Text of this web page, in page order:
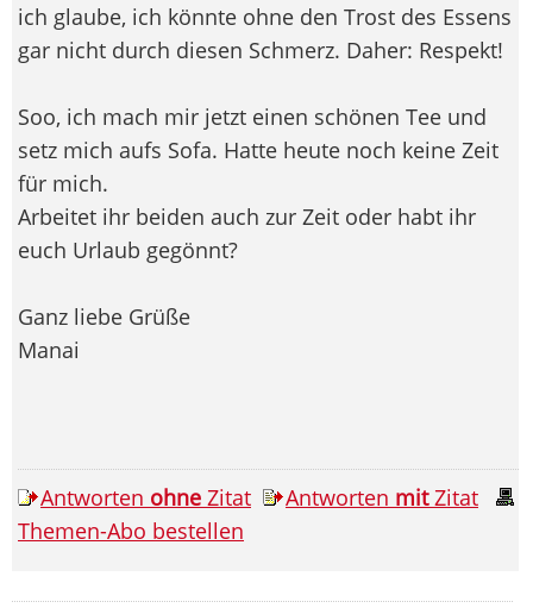
ich glaube, ich könnte ohne den Trost des Essens
gar nicht durch diesen Schmerz. Daher: Respekt!
Soo, ich mach mir jetzt einen schönen Tee und
setz mich aufs Sofa. Hatte heute noch keine Zeit
für mich.
Arbeitet ihr beiden auch zur Zeit oder habt ihr
euch Urlaub gegönnt?
Ganz liebe Grüße
Manai
Antworten ohne Zitat Antworten mitZitat
Themen-Abo bestellen